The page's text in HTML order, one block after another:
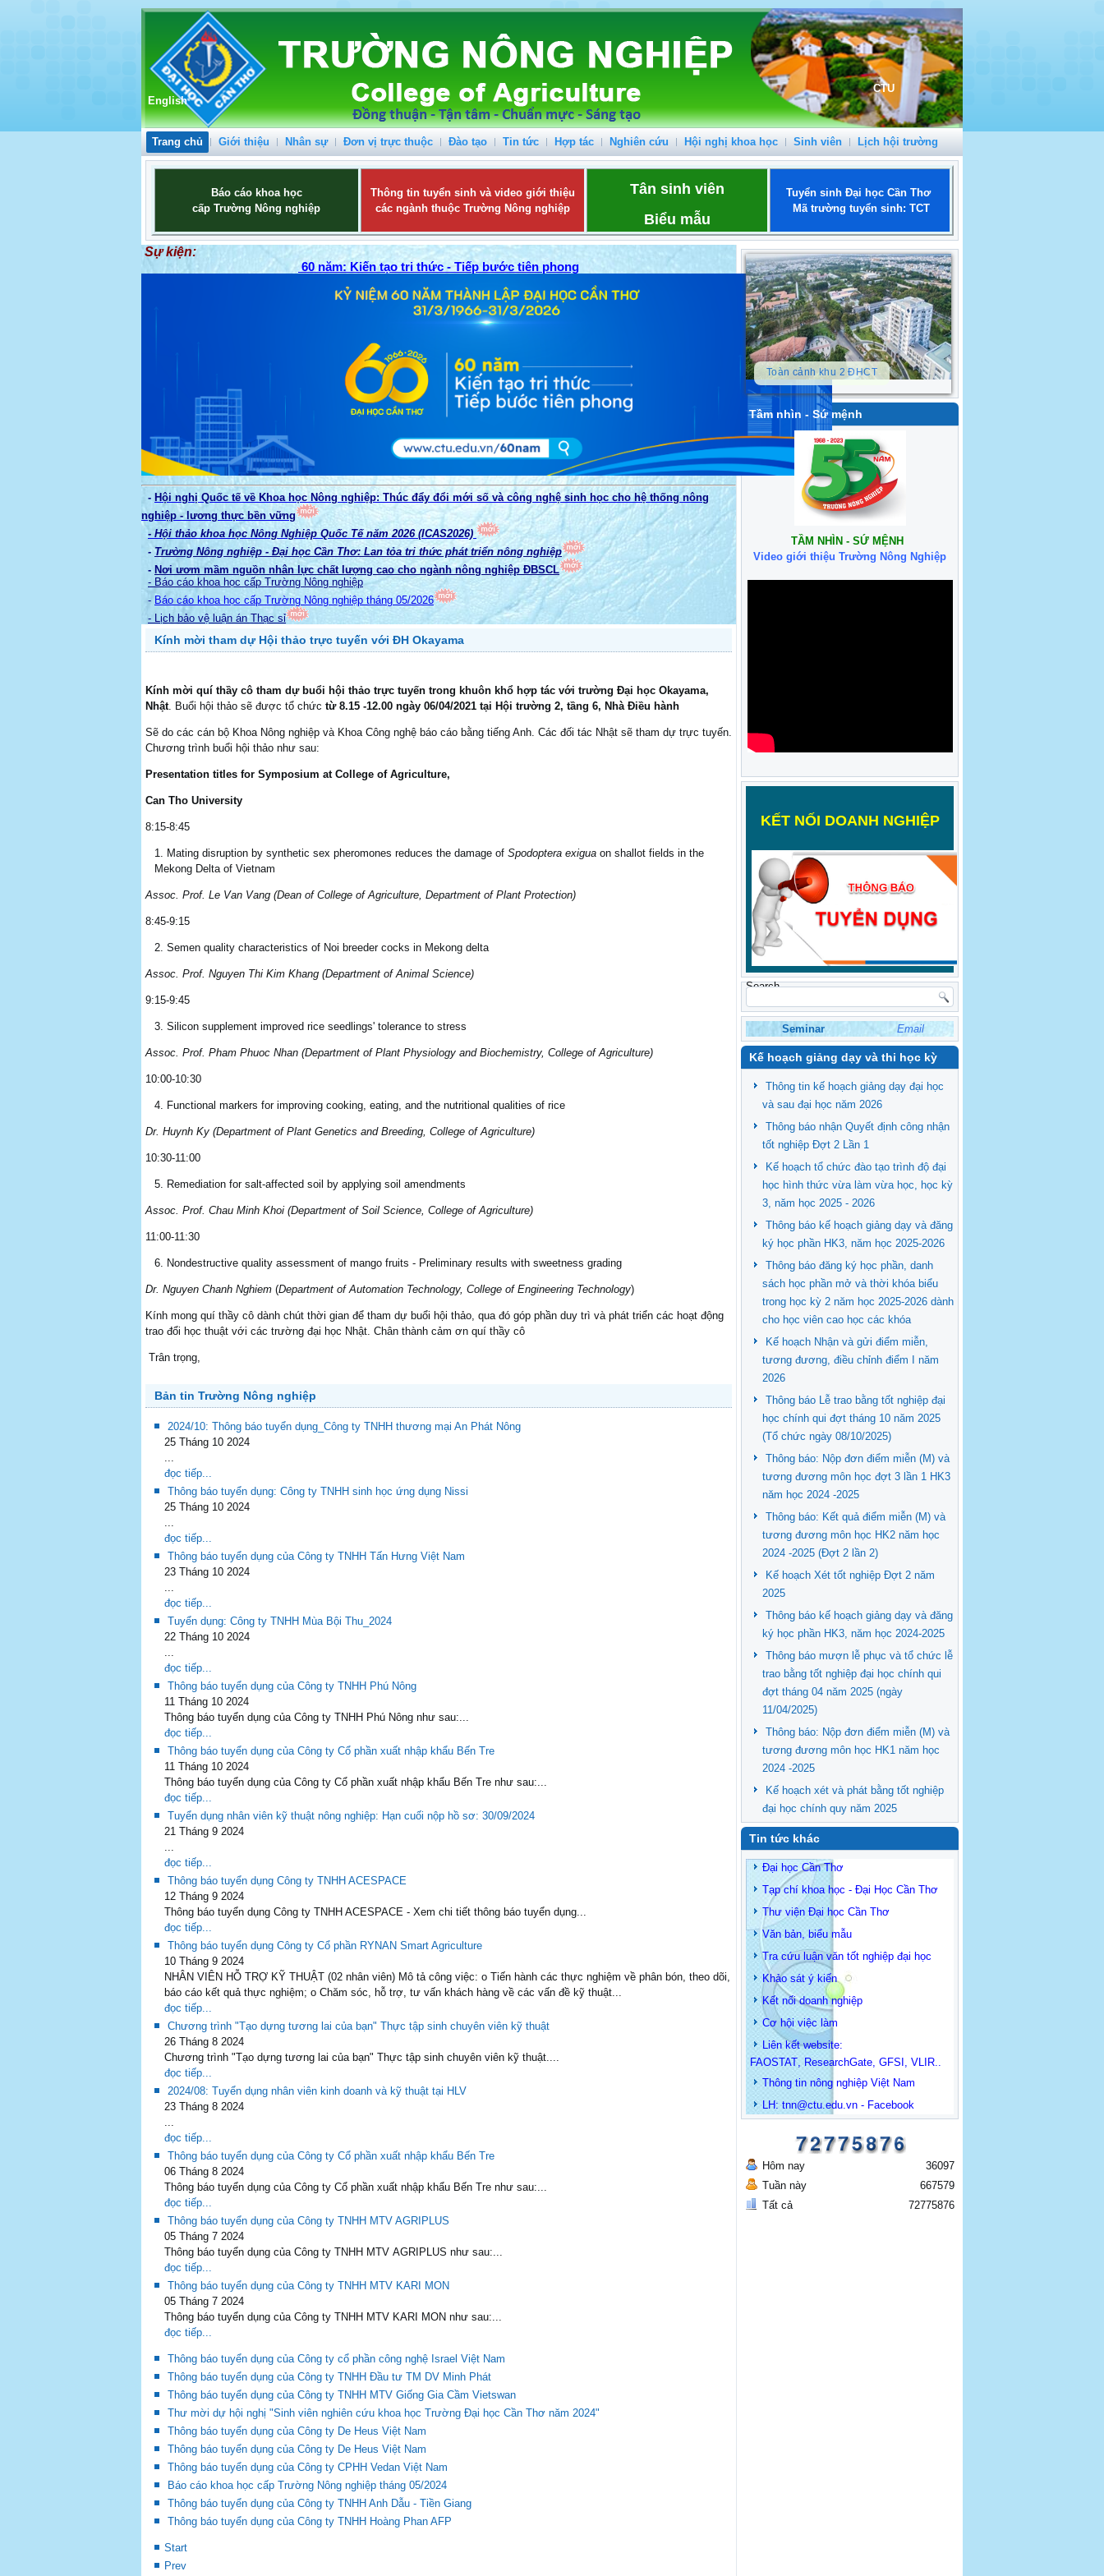
CTU
English
Trang chủ Giới thiệu Nhân sự Đơn vị trực thuộc Đào tạo Tin tức Hợp tác Nghiên cứu Hội nghị khoa học Sinh viên Lịch hội trường
Báo cáo khoa học
cấp Trường Nông nghiệp
Thông tin tuyển sinh và video giới thiệu
các ngành thuộc Trường Nông nghiệp
Tân sinh viên
Biểu mẫu
Tuyển sinh Đại học Cần Thơ
Mã trường tuyển sinh: TCT
Sự kiện:
60 năm: Kiến tạo tri thức - Tiếp bước tiên phong
- Hội nghị Quốc tế về Khoa học Nông nghiệp: Thúc đẩy đổi mới số và công nghệ sinh học cho hệ thống nông
nghiệp - lương thực bền vững
- Hội thảo khoa học Nông Nghiệp Quốc Tế năm 2026 (ICAS2026)
- Trường Nông nghiệp - Đại học Cần Thơ: Lan tỏa tri thức phát triển nông nghiệp
- Nơi ươm mầm nguồn nhân lực chất lượng cao cho ngành nông nghiệp ĐBSCL
- Báo cáo khoa học cấp Trường Nông nghiệp
- Báo cáo khoa học cấp Trường Nông nghiệp tháng 05/2026
- Lịch bảo vệ luận án Thạc sỉ
Kính mời tham dự Hội thảo trực tuyến với ĐH Okayama
Kính mời quí thầy cô tham dự buổi hội thảo trực tuyến trong khuôn khổ hợp tác với trường Đại học Okayama,
Nhật. Buổi hội thảo sẽ được tổ chức từ 8.15 -12.00 ngày 06/04/2021 tại Hội trường 2, tầng 6, Nhà Điều hành
Sẽ do các cán bộ Khoa Nông nghiệp và Khoa Công nghệ báo cáo bằng tiếng Anh. Các đối tác Nhật sẽ tham dự trực tuyến.
Chương trình buổi hội thảo như sau:
Presentation titles for Symposium at College of Agriculture,
Can Tho University
8:15-8:45
Mating disruption by synthetic sex pheromones reduces the damage of Spodoptera exigua on shallot fields in the
Mekong Delta of Vietnam
Assoc. Prof. Le Van Vang (Dean of College of Agriculture, Department of Plant Protection)
8:45-9:15
Semen quality characteristics of Noi breeder cocks in Mekong delta
Assoc. Prof. Nguyen Thi Kim Khang (Department of Animal Science)
9:15-9:45
Silicon supplement improved rice seedlings' tolerance to stress
Assoc. Prof. Pham Phuoc Nhan (Department of Plant Physiology and Biochemistry, College of Agriculture)
10:00-10:30
Functional markers for improving cooking, eating, and the nutritional qualities of rice
Dr. Huynh Ky (Department of Plant Genetics and Breeding, College of Agriculture)
10:30-11:00
Remediation for salt-affected soil by applying soil amendments
Assoc. Prof. Chau Minh Khoi (Department of Soil Science, College of Agriculture)
11:00-11:30
Nondestructive quality assessment of mango fruits - Preliminary results with sweetness grading
Dr. Nguyen Chanh Nghiem (Department of Automation Technology, College of Engineering Technology)
Kính mong quí thầy cô dành chút thời gian để tham dự buổi hội thảo, qua đó góp phần duy trì và phát triển các hoạt động
trao đổi học thuật với các trường đại học Nhật. Chân thành cảm ơn quí thầy cô
Trân trọng,
Bản tin Trường Nông nghiệp
2024/10: Thông báo tuyển dụng_Công ty TNHH thương mại An Phát Nông
25 Tháng 10 2024
...
đọc tiếp...
Thông báo tuyển dụng: Công ty TNHH sinh học ứng dụng Nissi
25 Tháng 10 2024
...
đọc tiếp...
Thông báo tuyển dụng của Công ty TNHH Tấn Hưng Việt Nam
23 Tháng 10 2024
...
đọc tiếp...
Tuyển dụng: Công ty TNHH Mùa Bội Thu_2024
22 Tháng 10 2024
...
đọc tiếp...
Thông báo tuyển dụng của Công ty TNHH Phú Nông
11 Tháng 10 2024
Thông báo tuyển dụng của Công ty TNHH Phú Nông như sau:...
đọc tiếp...
Thông báo tuyển dụng của Công ty Cổ phần xuất nhập khẩu Bến Tre
11 Tháng 10 2024
Thông báo tuyển dụng của Công ty Cổ phần xuất nhập khẩu Bến Tre như sau:...
đọc tiếp...
Tuyển dụng nhân viên kỹ thuật nông nghiệp: Hạn cuối nộp hồ sơ: 30/09/2024
21 Tháng 9 2024
...
đọc tiếp...
Thông báo tuyển dụng Công ty TNHH ACESPACE
12 Tháng 9 2024
Thông báo tuyển dụng Công ty TNHH ACESPACE - Xem chi tiết thông báo tuyển dụng...
đọc tiếp...
Thông báo tuyển dụng Công ty Cổ phần RYNAN Smart Agriculture
10 Tháng 9 2024
NHÂN VIÊN HỖ TRỢ KỸ THUẬT (02 nhân viên) Mô tả công việc: o Tiến hành các thực nghiệm về phân bón, theo dõi,
báo cáo kết quả thực nghiệm; o Chăm sóc, hỗ trợ, tư vấn khách hàng về các vấn đề kỹ thuật...
đọc tiếp...
Chương trình "Tạo dựng tương lai của bạn" Thực tập sinh chuyên viên kỹ thuật
26 Tháng 8 2024
Chương trình "Tạo dựng tương lai của bạn" Thực tập sinh chuyên viên kỹ thuật....
đọc tiếp...
2024/08: Tuyển dụng nhân viên kinh doanh và kỹ thuật tại HLV
23 Tháng 8 2024
...
đọc tiếp...
Thông báo tuyển dụng của Công ty Cổ phần xuất nhập khẩu Bến Tre
06 Tháng 8 2024
Thông báo tuyển dụng của Công ty Cổ phần xuất nhập khẩu Bến Tre như sau:...
đọc tiếp...
Thông báo tuyển dụng của Công ty TNHH MTV AGRIPLUS
05 Tháng 7 2024
Thông báo tuyển dụng của Công ty TNHH MTV AGRIPLUS như sau:...
đọc tiếp...
Thông báo tuyển dụng của Công ty TNHH MTV KARI MON
05 Tháng 7 2024
Thông báo tuyển dụng của Công ty TNHH MTV KARI MON như sau:...
đọc tiếp...
Thông báo tuyển dụng của Công ty cổ phần công nghệ Israel Việt Nam
Thông báo tuyển dụng của Công ty TNHH Đầu tư TM DV Minh Phát
Thông báo tuyển dụng của Công ty TNHH MTV Giống Gia Cầm Vietswan
Thư mời dự hội nghị "Sinh viên nghiên cứu khoa học Trường Đại học Cần Thơ năm 2024"
Thông báo tuyển dụng của Công ty De Heus Việt Nam
Thông báo tuyển dụng của Công ty De Heus Việt Nam
Thông báo tuyển dụng của Công ty CPHH Vedan Việt Nam
Báo cáo khoa học cấp Trường Nông nghiệp tháng 05/2024
Thông báo tuyển dụng của Công ty TNHH Anh Dẫu - Tiền Giang
Thông báo tuyển dụng của Công ty TNHH Hoàng Phan AFP
Start
Prev
Toàn cảnh khu 2 ĐHCT
Tầm nhìn - Sứ mệnh
TẦM NHÌN - SỨ MỆNH
Video giới thiệu Trường Nông Nghiệp
KẾT NỐI DOANH NGHIỆP
Search
Seminar Email
Kế hoạch giảng dạy và thi học kỳ
Thông tin kế hoạch giảng dạy đại học
và sau đại học năm 2026
Thông báo nhận Quyết định công nhận
tốt nghiệp Đợt 2 Lần 1
Kế hoạch tổ chức đào tạo trình độ đại
học hình thức vừa làm vừa học, học kỳ
3, năm học 2025 - 2026
Thông báo kế hoạch giảng dạy và đăng
ký học phần HK3, năm học 2025-2026
Thông báo đăng ký học phần, danh
sách học phần mở và thời khóa biểu
trong học kỳ 2 năm học 2025-2026 dành
cho học viên cao học các khóa
Kế hoạch Nhận và gửi điểm miễn,
tương đương, điều chỉnh điểm I năm
2026
Thông báo Lễ trao bằng tốt nghiệp đại
học chính qui đợt tháng 10 năm 2025
(Tổ chức ngày 08/10/2025)
Thông báo: Nộp đơn điểm miễn (M) và
tương đương môn học đợt 3 lần 1 HK3
năm học 2024 -2025
Thông báo: Kết quả điểm miễn (M) và
tương đương môn học HK2 năm học
2024 -2025 (Đợt 2 lần 2)
Kế hoạch Xét tốt nghiệp Đợt 2 năm
2025
Thông báo kế hoạch giảng dạy và đăng
ký học phần HK3, năm học 2024-2025
Thông báo mượn lễ phục và tổ chức lễ
trao bằng tốt nghiệp đại học chính qui
đợt tháng 04 năm 2025 (ngày
11/04/2025)
Thông báo: Nộp đơn điểm miễn (M) và
tương đương môn học HK1 năm học
2024 -2025
Kế hoạch xét và phát bằng tốt nghiệp
đại học chính quy năm 2025
Tin tức khác
Đại học Cần Thơ
Tạp chí khoa học - Đại Học Cần Thơ
Thư viện Đại học Cần Thơ
Văn bản, biểu mẫu
Tra cứu luận văn tốt nghiệp đại học
Khảo sát ý kiến
Kết nối doanh nghiệp
Cơ hội việc làm
Liên kết website:
FAOSTAT, ResearchGate, GFSI , VLIR..
Thông tin nông nghiệp Việt Nam
LH: tnn@ctu.edu.vn - Facebook
Hôm nay
Tuần này
Tất cả
36097
667579
72775876